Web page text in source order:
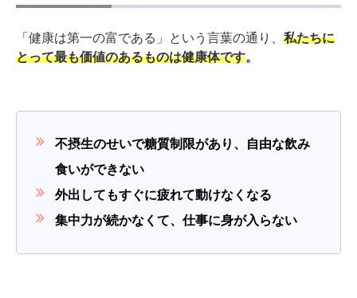
「健康は第一の富である」という言葉の通り、 私たちに
とって最も価値のあるものは健康体です。
不摂生のせいで糖質制限があり、自由な飲み
食いができない
外出してもすぐに疲れて動けなくなる
集中力が続かなくて、仕事に身が入らない